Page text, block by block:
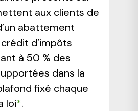
aux clients de
abattement
d’impôts
à 50 % des
dans la
fixé chaque
loi*.